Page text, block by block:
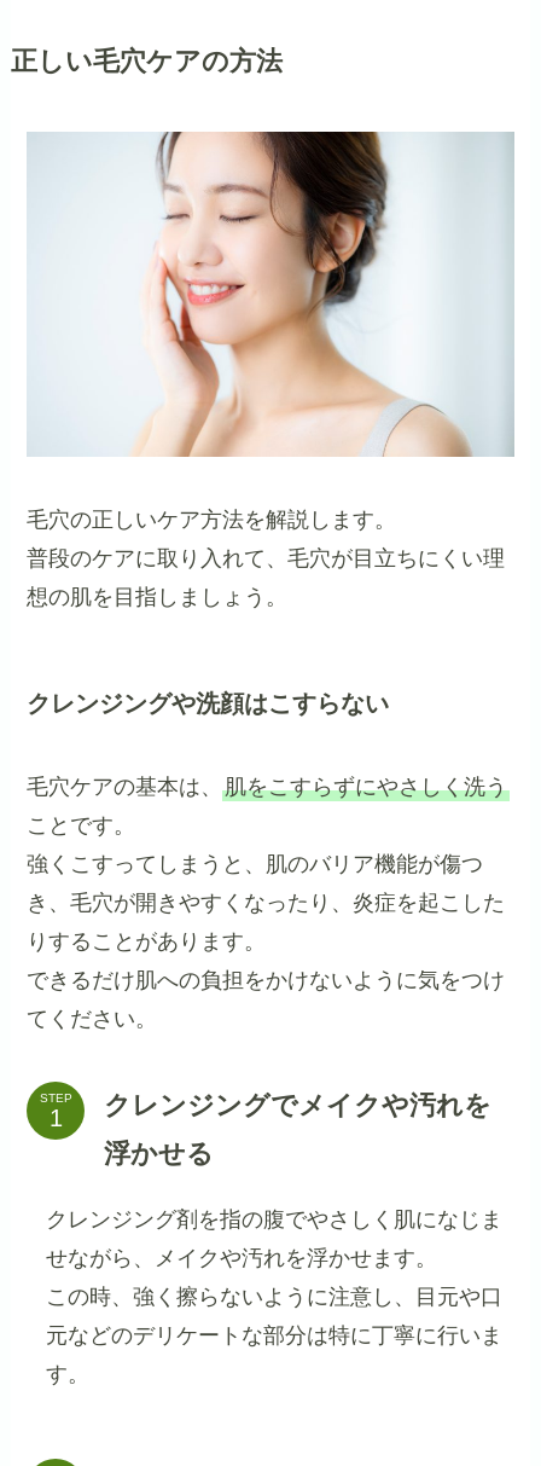
正しい毛穴ケアの方法
毛穴の正しいケア方法を解説します。
普段のケアに取り入れて、毛穴が目立ちにくい理
想の肌を目指しましょう。
クレンジングや洗顔はこすらない
毛穴ケアの基本は、肌をこすらずにやさしく洗う
ことです。
強くこすってしまうと、肌のバリア機能が傷つ
き、毛穴が開きやすくなったり、炎症を起こした
りすることがあります。
できるだけ肌への負担をかけないように気をつけ
てください。
STEP
クレンジングでメイクや汚れを
浮かせる
クレンジング剤を指の腹でやさしく肌になじま
せながら、メイクや汚れを浮かせます。
この時、強く擦らないように注意し、目元や口
元などのデリケートな部分は特に丁寧に行いま
す。